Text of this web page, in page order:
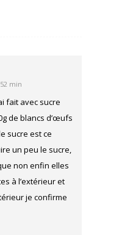
min
fait avec sucre
de blancs d’œufs
sucre est ce
un peu le sucre,
non enfin elles
à l’extérieur et
je confirme